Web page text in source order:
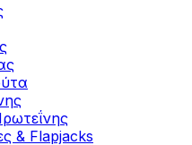
& Flapjacks